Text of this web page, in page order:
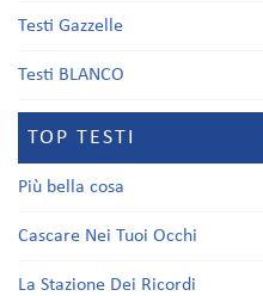
Testi Gazzelle
Testi BLANCO
TOP TESTI
Più bella cosa
Cascare Nei Tuoi Occhi
La Stazione Dei Ricordi